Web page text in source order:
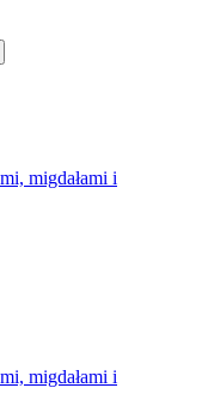
migdałami i
migdałami i